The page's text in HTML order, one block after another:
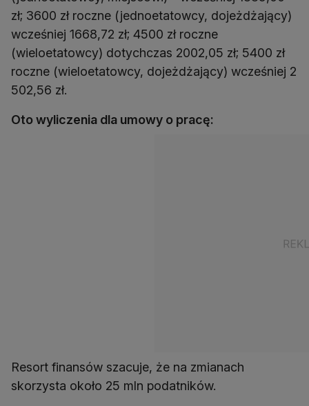
zł; 3600 zł roczne (jednoetatowcy, dojeżdżający)
wcześniej 1668,72 zł; 4500 zł roczne
(wieloetatowcy) dotychczas 2002,05 zł; 5400 zł
roczne (wieloetatowcy, dojeżdżający) wcześniej 2
502,56 zł.
Oto wyliczenia dla umowy o pracę:
Resort finansów szacuje, że na zmianach
skorzysta około 25 mln podatników.